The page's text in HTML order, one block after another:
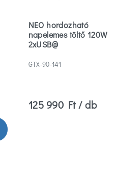
NEO hordozható
napelemes töltő 120W
2xUSB@
GTX-90-141
125 990 Ft / db